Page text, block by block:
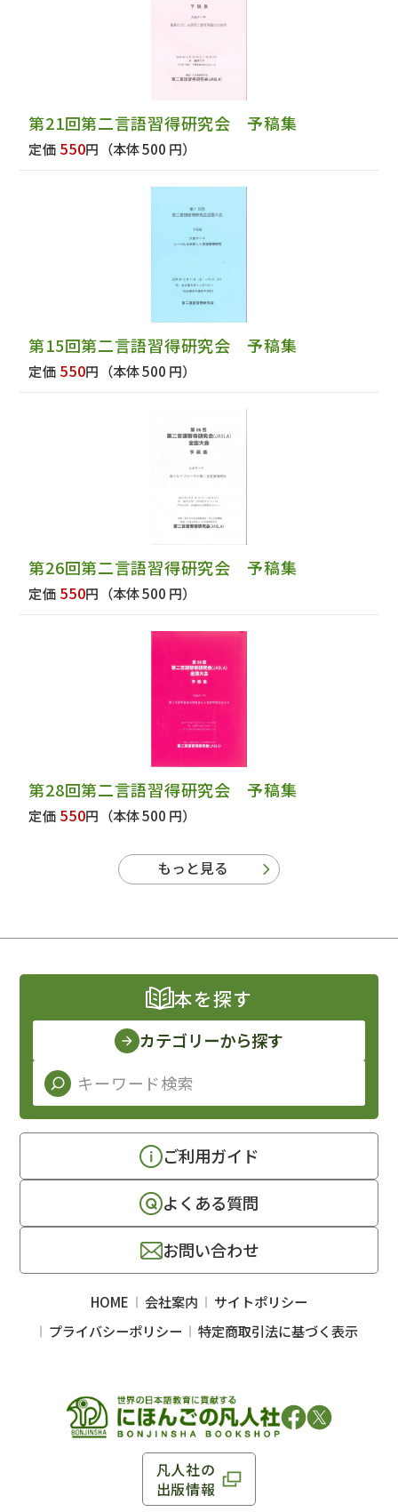
第21回第二言語習得研究会 予稿集
定価 550円 （本体 500 円）
第15回第二言語習得研究会 予稿集
定価 550円 （本体 500 円）
第26回第二言語習得研究会 予稿集
定価 550円 （本体 500 円）
第28回第二言語習得研究会 予稿集
定価 550円 （本体 500 円）
もっと見る
凡人社の
出版情報
本を探す
カテゴリーから探す
ご利用ガイド
よくある質問
お問い合わせ
HOME 会社案内
サイトポリシー
プライバシーポリシー
特定商取引法に基づく表示